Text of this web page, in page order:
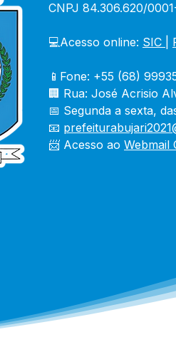
CNPJ 84.306.620/
💻Acesso online: SIC
📱Fone: +55 (68)
🏢 Rua: José Acrisio
📅 Segunda a sexta,
📧
📨 Acesso ao Webmail